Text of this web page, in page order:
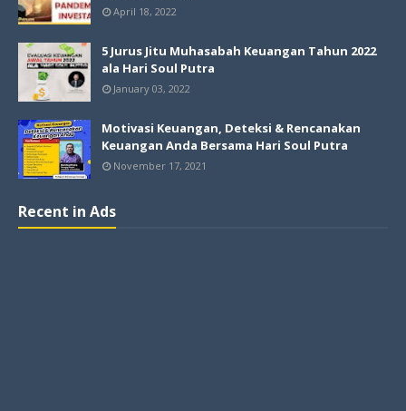
April 18, 2022
5 Jurus Jitu Muhasabah Keuangan Tahun 2022
ala Hari Soul Putra
January 03, 2022
Motivasi Keuangan, Deteksi & Rencanakan
Keuangan Anda Bersama Hari Soul Putra
November 17, 2021
Recent in Ads